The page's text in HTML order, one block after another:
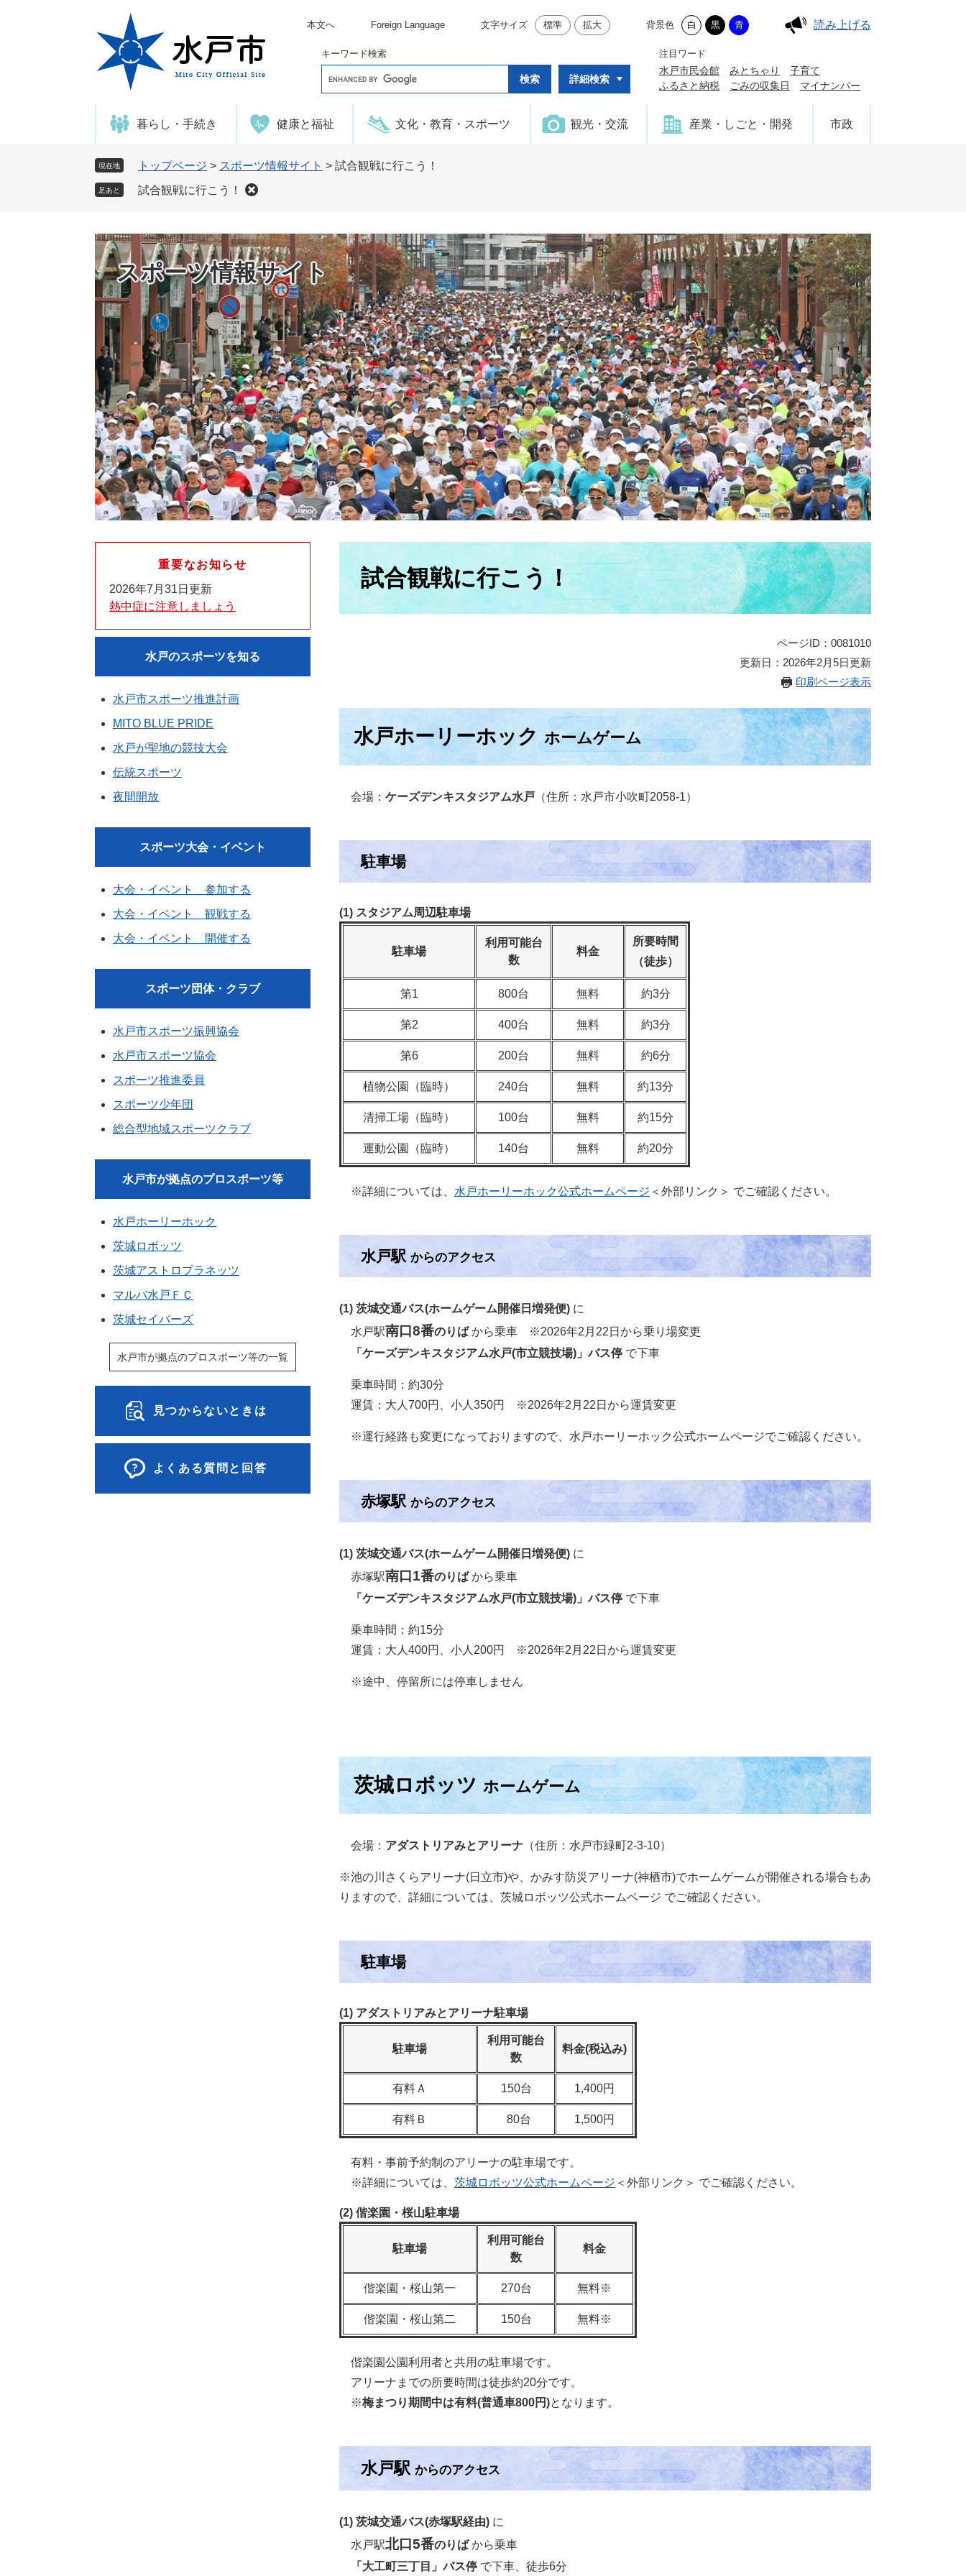
本文へ Foreign Language 文字サイズ 標準 拡大 背景色 白 黒 青 読み上げる
キーワード検索
o
e
タ
ム
詳細検索
注目ワード
水戸市民会館 みとちゃり
子育て
ふるさと納税
ごみの収集日 マイナンバー
暮らし・手続き 健康と福祉 文化・教育・スポーツ 観光・交流 産業・しごと・開発 市政
現在地 トップページ > スポーツ情報サイト > 試合観戦に行こう！
足あと 試合観戦に行こう！
スポーツ情報サイト
試合観戦に行こう！
ページID：0081010
更新日：2026年2月5日更新
印刷ページ表示
水戸ホーリーホックホームゲーム
会場： ケーズデンキスタジアム水戸 （住所：水戸市小吹町2058-1）
駐車場
(1) スタジアム周辺駐車場
駐車場
利用可能台
数
料金
所要時間
（徒歩）
第1 800台 無料 約3分
第2 400台 無料 約3分
第6 200台 無料 約6分
植物公園（臨時） 240台 無料 約13分
清掃工場（臨時） 100台 無料 約15分
運動公園（臨時） 140台 無料 約20分
※詳細については、 水戸ホーリーホック公式ホームページ ＜外部リンク＞ でご確認ください。
水戸駅 からのアクセス
(1) 茨城交通バス(ホームゲーム開催日増発便) に
水戸駅南口8番のりばから乗車 ※2026年2月22日から乗り場変更
「ケーズデンキスタジアム水戸(市立競技場)」バス停 で下車
乗車時間：約30分
運賃：大人700円、小人350円 ※2026年2月22日から運賃変更
※運行経路も変更になっておりますので、水戸ホーリーホック公式ホームページでご確認ください。
赤塚駅 からのアクセス
(1) 茨城交通バス(ホームゲーム開催日増発便) に
赤塚駅南口1番のりばから乗車
「ケーズデンキスタジアム水戸(市立競技場)」バス停 で下車
乗車時間：約15分
運賃：大人400円、小人200円 ※2026年2月22日から運賃変更
※途中、停留所には停車しません
茨城ロボッツ ホームゲーム
会場： アダストリアみとアリーナ （住所：水戸市緑町2-3-10）
※池の川さくらアリーナ(日立市)や、かみす防災アリーナ(神栖市)でホームゲームが開催される場合もあ
りますので、詳細については、茨城ロボッツ公式ホームページ でご確認ください。
駐車場
(1) アダストリアみとアリーナ駐車場
駐車場
利用可能台
数
料金(税込み)
有料Ａ 150台 1,400円
有料Ｂ 80台 1,500円
有料・事前予約制のアリーナの駐車場です。
※詳細については、 茨城ロボッツ公式ホームページ ＜外部リンク＞ でご確認ください。
(2) 偕楽園・桜山駐車場
駐車場
利用可能台
数
料金
偕楽園・桜山第一 270台 無料※
偕楽園・桜山第二 150台 無料※
偕楽園公園利用者と共用の駐車場です。
アリーナまでの所要時間は徒歩約20分です。
※梅まつり期間中は有料(普通車800円)となります。
水戸駅 からのアクセス
(1) 茨城交通バス(赤塚駅経由) に
水戸駅北口5番のりばから乗車
「大工町三丁目」バス停 で下車、徒歩6分
重要なお知らせ
2026年7月31日更新
熱中症に注意しましょう
水戸のスポーツを知る
水戸市スポーツ推進計画
MITO BLUE PRIDE
水戸が聖地の競技大会
伝統スポーツ
夜間開放
スポーツ大会・イベント
大会・イベント 参加する
大会・イベント 観戦する
大会・イベント 開催する
スポーツ団体・クラブ
水戸市スポーツ振興協会
水戸市スポーツ協会
スポーツ推進委員
スポーツ少年団
総合型地域スポーツクラブ
水戸市が拠点のプロスポーツ等
水戸ホーリーホック
茨城ロボッツ
茨城アストロプラネッツ
マルバ水戸ＦＣ
茨城セイバーズ
水戸市が拠点のプロスポーツ等の一覧
見つからないときは
よくある質問と回答